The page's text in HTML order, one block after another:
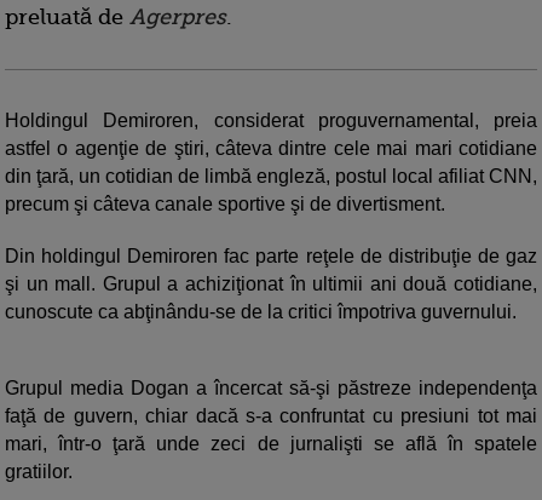
preluată de Agerpres.
Holdingul Demiroren, considerat proguvernamental, preia
astfel o agenţie de ştiri, câteva dintre cele mai mari cotidiane
din ţară, un cotidian de limbă engleză, postul local afiliat CNN,
precum şi câteva canale sportive şi de divertisment.
Din holdingul Demiroren fac parte reţele de distribuţie de gaz
şi un mall. Grupul a achiziţionat în ultimii ani două cotidiane,
cunoscute ca abţinându-se de la critici împotriva guvernului.
Grupul media Dogan a încercat să-şi păstreze independenţa
faţă de guvern, chiar dacă s-a confruntat cu presiuni tot mai
mari, într-o ţară unde zeci de jurnalişti se află în spatele
gratiilor.